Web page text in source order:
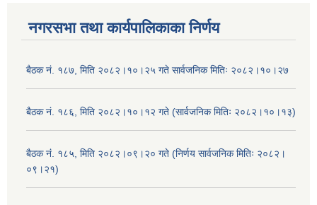
नगरसभा तथा कार्यपालिकाका निर्णय
बैठक नं. १८७, मिति २०८२।१०।२५ गते सार्वजनिक मितिः २०८२।१०।२७
बैठक नं. १८६, मिति २०८२।१०।१२ गते (सार्वजनिक मितिः २०८२।१०।१३)
बैठक नं. १८५, मिति २०८२।०९।२० गते (निर्णय सार्वजनिक मितिः २०८२।
०९।२१)